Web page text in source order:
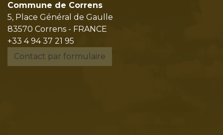
Commune de Correns
5, Place Général de Gaulle
83570 Correns - FRANCE
+33 4 94 37 21 95
Contact par formulaire